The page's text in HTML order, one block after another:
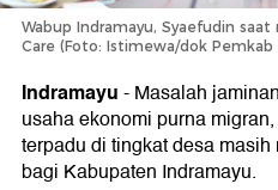
Wabup Indramayu, Syaefudin
Care (Foto: Istimewa/dok Pemkab
Indramayu-Masalah
usaha ekonomi purna
terpadu di tingkat desa
bagi Kabupaten Indramayu.